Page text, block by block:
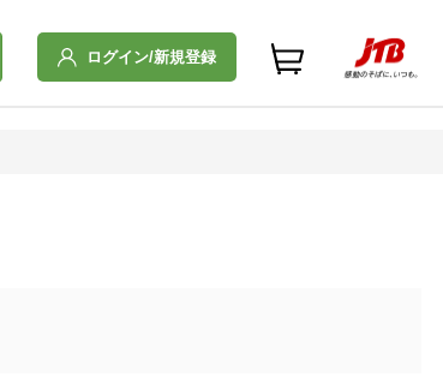
ログイン/新規登録